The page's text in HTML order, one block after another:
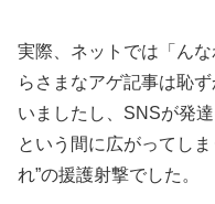
実際、ネットでは「ん
らさまなアゲ記事は恥
いましたし、SNSが発
という間に広がってし
れ”の援護射撃でした。